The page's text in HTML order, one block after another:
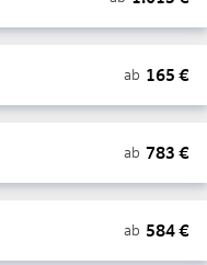
ab 165 €
ab 783 €
ab 584€